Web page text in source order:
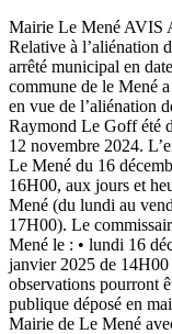
Mairie Le Mené
Relative à l’aliénation
arrêté municipal en
commune de le Mené
en vue de l’aliénation
Raymond Le Goff été
12 novembre 2024.
Le Mené du 16
16H00, aux jours et
Mené (du lundi au
17H00). Le
Mené le : • lundi 16
janvier 2025 de 14H00
observations pourront
publique déposé en
Mairie de Le Mené